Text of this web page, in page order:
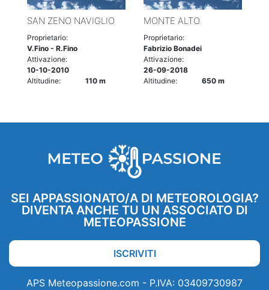
SAN ZENO NAVIGLIO
Proprietario:
V.Fino - R.Fino
Attivazione:
10-10-2010
Altitudine:
110 m
MONTE ALTO
Proprietario:
Fabrizio Bonadei
Attivazione:
26-09-2018
Altitudine:
650 m
SEI APPASSIONATO/A DI METEOROLOGIA?
DIVENTA ANCHE TU UN ASSOCIATO DI
METEOPASSIONE
ISCRIVITI
APS Meteopassione.com - P.IVA: 03409730987